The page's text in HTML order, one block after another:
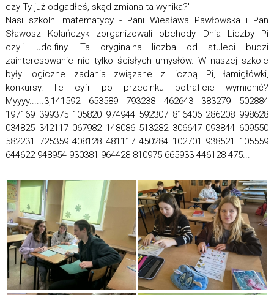
czy Ty już odgadłeś, skąd zmiana ta wynika?"
Nasi szkolni matematycy - Pani Wiesława Pawłowska i Pan
Sławosz Kolańczyk zorganizowali obchody Dnia Liczby Pi
czyli...Ludolfiny. Ta oryginalna liczba od stuleci budzi
zainteresowanie nie tylko ścisłych umysłów. W naszej szkole
były logiczne zadania związane z liczbą Pi, łamigłówki,
konkursy. Ile cyfr po przecinku potraficie wymienić?
Myyyy......3,141592 653589 793238 462643 383279 502884
197169 399375 105820 974944 592307 816406 286208 998628
034825 342117 067982 148086 513282 306647 093844 609550
582231 725359 408128 481117 450284 102701 938521 105559
644622 948954 930381 964428 810975 665933 446128 475...